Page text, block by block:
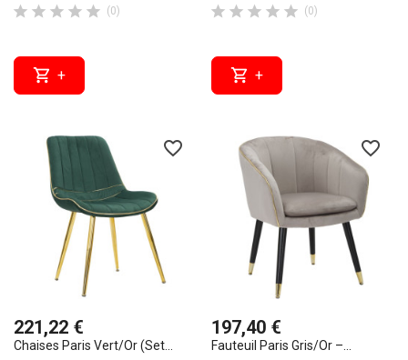
     (0)
 +
     (0)
 +
favorite_border
221,22 €
Chaises Paris Vert/Or (set...
favorite_border
197,40 €
Fauteuil Paris Gris/Or –...